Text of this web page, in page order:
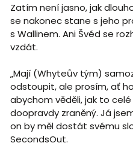
Zatím není jasno, jak
se nakonec stane s jeho
s Wallinem. Ani Švéd se
vzdát.
„Mají (Whyteův tým)
odstoupit, ale prosím, ať
abychom věděli, jak to
doopravdy zraněný. Já
on by měl dostát svému
SecondsOut.